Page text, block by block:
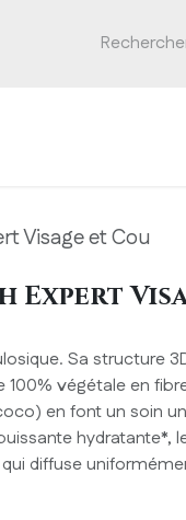
Visage et Cou
Expert
Sa structure
végétale en
en font un soin
hydratante*,
diffuse